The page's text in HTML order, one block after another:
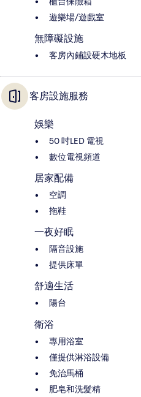
遊樂場/遊戲室
無障礙設施
客房內鋪設硬木地板
客房設施服務
娛樂
50 吋LED 電視
數位電視頻道
居家配備
空調
拖鞋
一夜好眠
隔音設施
提供床單
舒適生活
陽台
衛浴
專用浴室
僅提供淋浴設備
免治馬桶
肥皂和洗髮精